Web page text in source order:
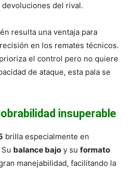
del rival.
resulta una ventaja para
en los remates técnicos.
el control pero no quiere
de ataque, esta pala se
insuperable
brilla especialmente en
balance bajo y su formato
manejabilidad, facilitando la